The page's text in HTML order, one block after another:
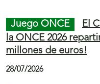
Juego ONCE
El
la ONCE 2026
millones de euros!
28/07/2026